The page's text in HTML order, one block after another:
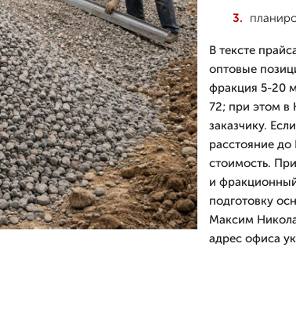
В тексте
оптовые
фракция 5-20
72; при этом в
заказчику.
расстояние
стоимость.
и
подготовку
Максим
адрес офиса